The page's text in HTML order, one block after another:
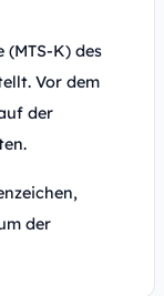
K) des
Vor dem
der
der